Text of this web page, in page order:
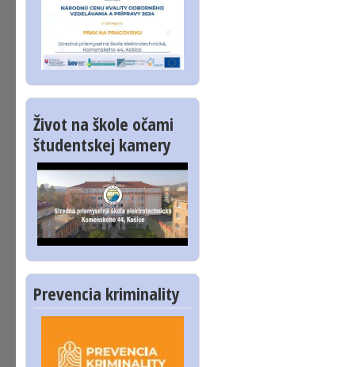
Život na škole očami
študentskej kamery
Prevencia kriminality